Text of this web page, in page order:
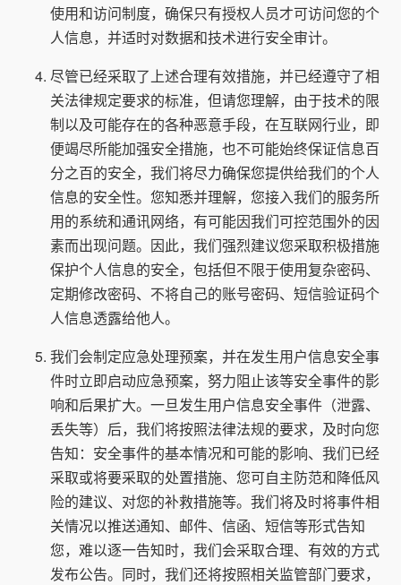
使用和访问制度，确保只有授权人员才可访问您的个
人信息，并适时对数据和技术进行安全审计。
尽管已经采取了上述合理有效措施，并已经遵守了相
关法律规定要求的标准，但请您理解，由于技术的限
制以及可能存在的各种恶意手段，在互联网行业，即
便竭尽所能加强安全措施，也不可能始终保证信息百
分之百的安全，我们将尽力确保您提供给我们的个人
信息的安全性。您知悉并理解，您接入我们的服务所
用的系统和通讯网络，有可能因我们可控范围外的因
素而出现问题。因此，我们强烈建议您采取积极措施
保护个人信息的安全，包括但不限于使用复杂密码、
定期修改密码、不将自己的账号密码、短信验证码个
人信息透露给他人。
我们会制定应急处理预案，并在发生用户信息安全事
件时立即启动应急预案，努力阻止该等安全事件的影
响和后果扩大。一旦发生用户信息安全事件（泄露、
丢失等）后，我们将按照法律法规的要求，及时向您
告知：安全事件的基本情况和可能的影响、我们已经
采取或将要采取的处置措施、您可自主防范和降低风
险的建议、对您的补救措施等。我们将及时将事件相
关情况以推送通知、邮件、信函、短信等形式告知
您，难以逐一告知时，我们会采取合理、有效的方式
发布公告。同时，我们还将按照相关监管部门要求，